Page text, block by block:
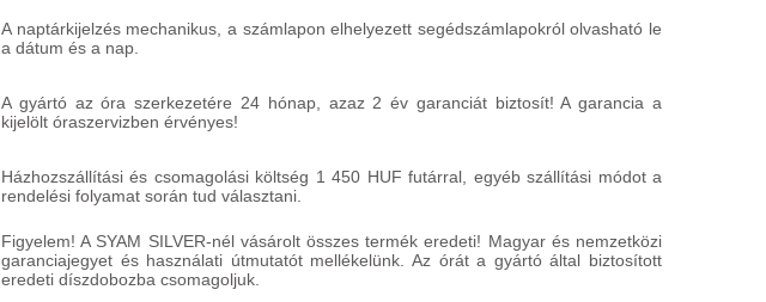
A naptárkijelzés mechanikus, a számlapon elhelyezett segédszámlapokról olvasható le
a dátum és a nap.
A gyártó az óra szerkezetére 24 hónap, azaz 2 év garanciát biztosít! A garancia a
kijelölt óraszervizben érvényes!
Házhozszállítási és csomagolási költség 1 450 HUF futárral, egyéb szállítási módot a
rendelési folyamat során tud választani.
Figyelem! A SYAM SILVER-nél vásárolt összes termék eredeti! Magyar és nemzetközi
garanciajegyet és használati útmutatót mellékelünk. Az órát a gyártó által biztosított
eredeti díszdobozba csomagoljuk.